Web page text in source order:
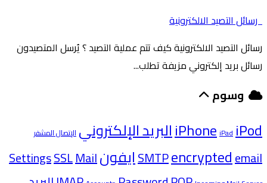
رسائل التصيد الالكترونية
رسائل التصيد الالكترونية كيف تتم عملية التصيد ؟ يُرسل المتصيدون
رسائل بريد إلكتروني مزيفة تطلب...
وسوم
iPhoneiPadiPod البريد الإلكتروني الإتصال المشفر
SMTPencryptedemail ايفون SettingsSSLMail